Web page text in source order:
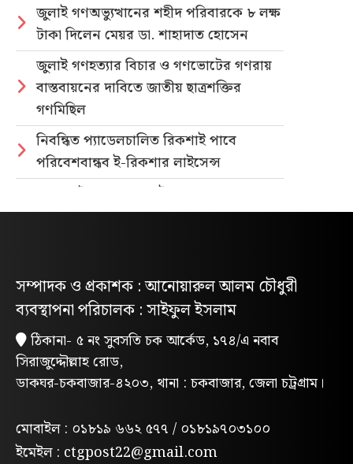
জুলাই গণঅভ্যুত্থানের শহীদ পরিবারকে ৮ লক্ষ
টাকা দিলেন মেয়র ডা. শাহাদাত হোসেন
জুলাই গণহত্যার বিচার ও গণভোটের গণরায়
বাস্তবায়নের দাবিতে জাতীয় ছাত্রশক্তির
গণমিছিল
নিবন্ধিত প্যাডেলচালিত রিকশাই পাবে
পরিবেশবান্ধব ই-রিকশার লাইসেন্স
গণভোটের রায় ও জুলাই সনদ বাস্তবায়নের
দাবিতে লোহাগাড়ায় ছাত্রশিবিরের বিক্ষোভ
সন্ত্রাসীদের গ্রেপ্তারের দাবিতে পিসিসিপির
বিক্ষোভ”
লোহাগাড়ায় পরিবেশক অ্যাসোসিয়েশনের
উদ্যোগে বন্যাদুর্গতদের মাঝে ঢেউটিন বিতরণ
মন্দিরের পুকুরে মিলল তবলাশিল্পীর মরদেহ
লোহাগাড়ায় মাদকবিরোধী ম্যারাথন দৌড়, ফল
উৎসব ও পুরস্কার বিতরণী অনুষ্ঠিত
সম্পাদক ও প্রকাশক : আনোয়ারুল আলম চৌধুরী
ব্যবস্থাপনা পরিচালক : সাইফুল ইসলাম
ঠিকানা- ৫ নং সুবসতি চক আর্কেড, ১৭৪/এ নবাব
সিরাজুদ্দৌল্লাহ রোড,
ডাকঘর-চকবাজার-৪২০৩, থানা : চকবাজার, জেলা চট্রগ্রাম।
মোবাইল : ০১৮১৯ ৬৬২ ৫৭৭ / ০১৮১৯৭০৩১০০
ইমেইল : ctgpost22@gmail.com